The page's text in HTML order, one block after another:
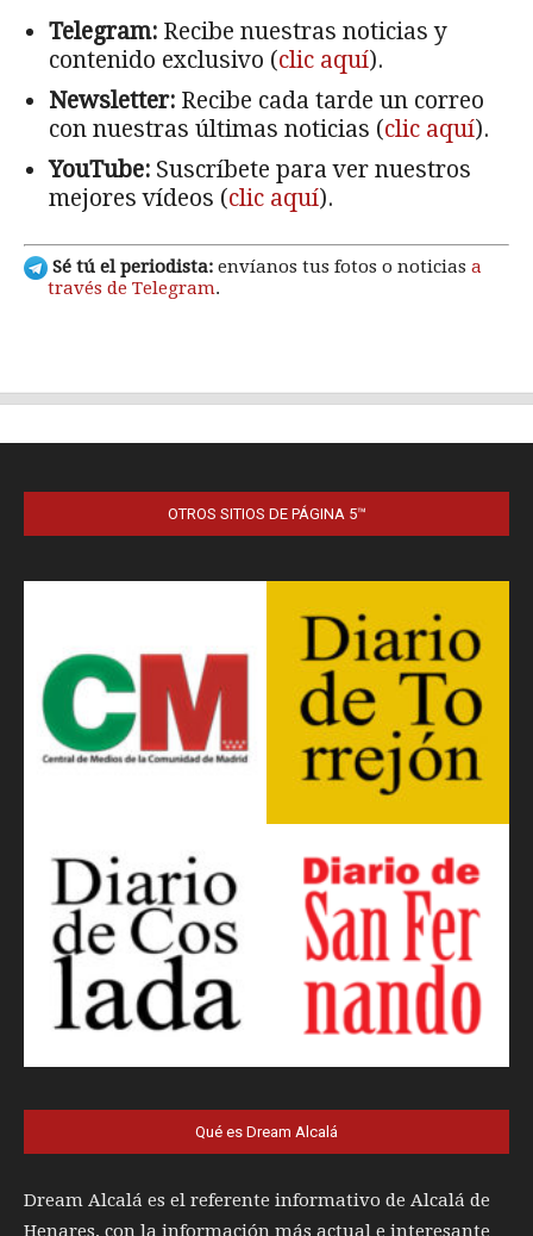
OTROS SITIOS DE PÁGINA 5™
Qué es Dream Alcalá
Dream Alcalá es el referente informativo de Alcalá de
Henares, con la información más actual e interesante